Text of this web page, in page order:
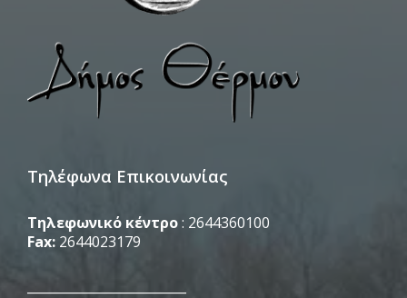
Τηλέφωνα Επικοινωνίας
Τηλεφωνικό κέντρο: 2644360100
Fax: 2644023179